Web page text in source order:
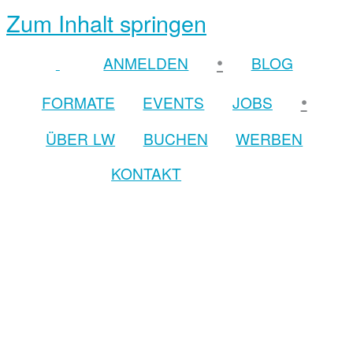
Zum Inhalt springen
ANMELDEN •
BLOG
FORMATE
EVENTS JOBS •
ÜBER LW BUCHEN
WERBEN
KONTAKT